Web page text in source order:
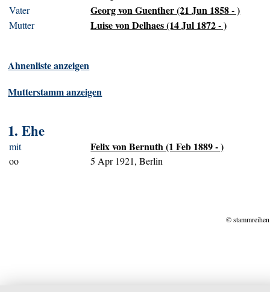
Vater
Georg von Guenther (21 Jun 1858 - )
Mutter Luise von Delhaes (14 Jul 1872 - )
Ahnenliste anzeigen
Mutterstamm anzeigen
1. Ehe
mit Felix von Bernuth (1 Feb 1889 - )
oo 5 Apr 1921, Berlin
©